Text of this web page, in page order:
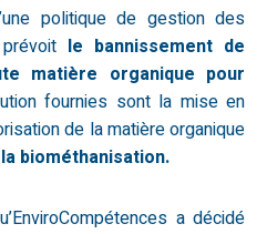
politique de gestion des
le bannissement de
matière organique pour
fournies sont la mise en
de la matière organique
la biométhanisation.
a décidé